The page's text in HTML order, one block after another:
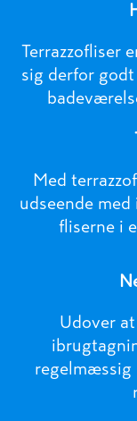
Terrazzofliser
sig derfor
Med
udseende
fliserne i
Udover
regelmæssig